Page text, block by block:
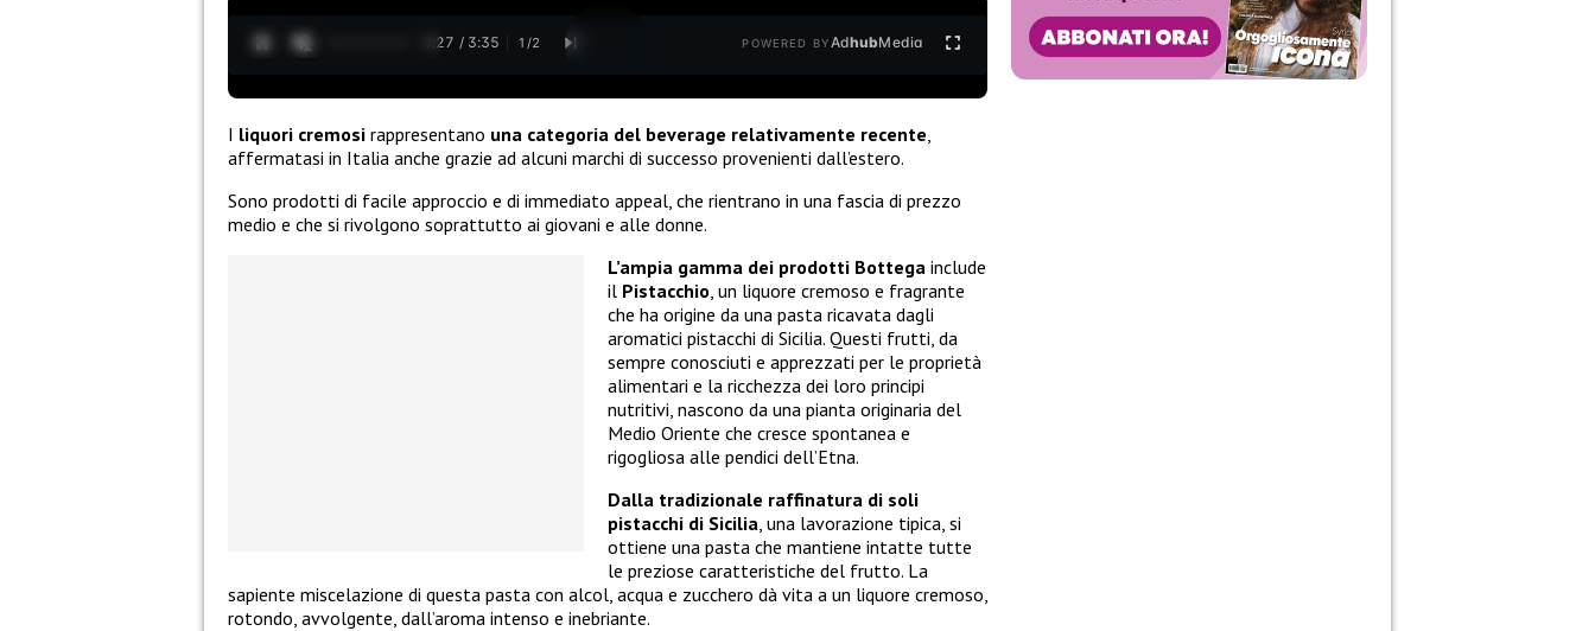
0:28 / 3:35 1 /2 POWERED BYAdhubMedia
I liquori cremosi rappresentano una categoria del beverage relativamente recente
affermatasi in Italia anche grazie ad alcuni marchi di successo provenienti dall’estero.
Sono prodotti di facile approccio e di immediato appeal, che rientrano in una fascia di prezzo
medio e che si rivolgono soprattutto ai giovani e alle donne.
L’ampia gamma dei prodotti Bottega include
il Pistacchio , un liquore cremoso e fragrante
che ha origine da una pasta ricavata dagli
aromatici pistacchi di Sicilia. Questi frutti, da
sempre conosciuti e apprezzati per le proprietà
alimentari e la ricchezza dei loro principi
nutritivi, nascono da una pianta originaria del
Medio Oriente che cresce spontanea e
rigogliosa alle pendici dell’Etna.
Dalla tradizionale raffinatura di soli
pistacchi di Sicilia , una lavorazione tipica, si
ottiene una pasta che mantiene intatte tutte
le preziose caratteristiche del frutto. La
sapiente miscelazione di questa pasta con alcol, acqua e zucchero dà vita a un liquore cremoso,
rotondo, avvolgente, dall’aroma intenso e inebriante.